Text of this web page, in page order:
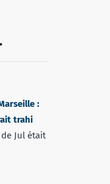
:
trahi
Jul était